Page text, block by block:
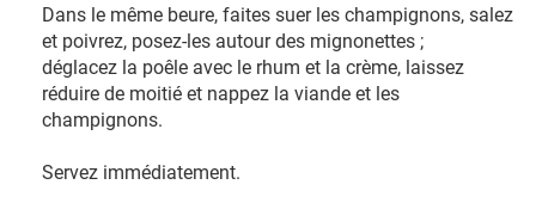
Dans le même beure, faites suer les champignons, salez
et poivrez, posez-les autour des mignonettes ;
déglacez la poêle avec le rhum et la crème, laissez
réduire de moitié et nappez la viande et les
champignons.
Servez immédiatement.